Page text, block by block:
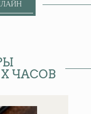
ЧАСОВ